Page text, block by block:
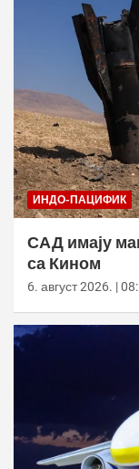
ИНДО-ПАЦИФИК
САД имају
са Кином
6. август 2026. |